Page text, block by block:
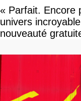
« Parfait. Encore
univers
nouveauté